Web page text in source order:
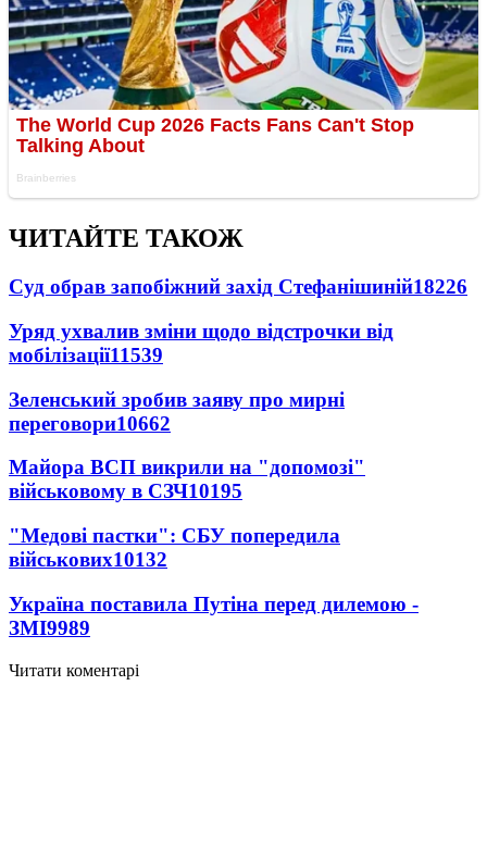
ЧИТАЙТЕ ТАКОЖ
Суд обрав запобіжний захід Стефанішиній18226
Уряд ухвалив зміни щодо відстрочки від
мобілізації11539
Зеленський зробив заяву про мирні
переговори10662
Майора ВСП викрили на "допомозі"
військовому в СЗЧ10195
"Медові пастки": СБУ попередила
військових10132
Україна поставила Путіна перед дилемою -
ЗМІ9989
Читати коментарі